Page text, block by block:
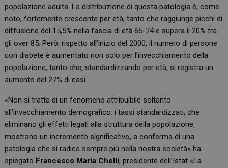
popolazione adulta. La distribuzione di questa patologia è, come
noto, fortemente crescente per età, tanto che raggiunge picchi di
diffusione del 15,5% nella fascia di età 65-74 e supera il 20% tra
gli over 85. Però, rispetto all’inizio del 2000, il numero di persone
con diabete è aumentato non solo per l’invecchiamento della
popolazione, tanto che, standardizzando per età, si registra un
aumento del 27% di casi.
«Non si tratta di un fenomeno attribuibile soltanto
all’invecchiamento demografico: i tassi standardizzati, che
eliminano gli effetti legati alla struttura della popolazione,
mostrano un incremento significativo, a conferma di una
patologia che si radica sempre più nella nostra società» ha
spiegato Francesco Maria Chelli, presidente dell’Istat «La